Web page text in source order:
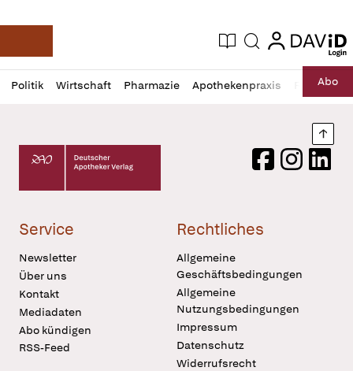
Deutsche Apotheker Zeitung
Aktuelle Ausgabe
Suche login
login
Politik Wirtschaft Pharmazie Apothekenpraxis RechtAbo
Profil
öffnen
Daz
Pur
Deutscher Apotheker Verlag Logo
FacebookInstagram
Service
Newsletter
Über uns
Kontakt
Mediadaten
Abo kündigen
RSS-Feed
Rechtliches
Allgemeine
Geschäftsbedingungen
Allgemeine
Nutzungsbedingungen
Impressum
Datenschutz
Widerrufsrecht